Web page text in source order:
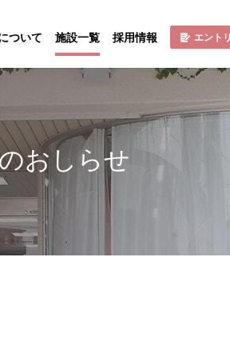
ついて 施設一覧 採用情報 エント
おしらせ